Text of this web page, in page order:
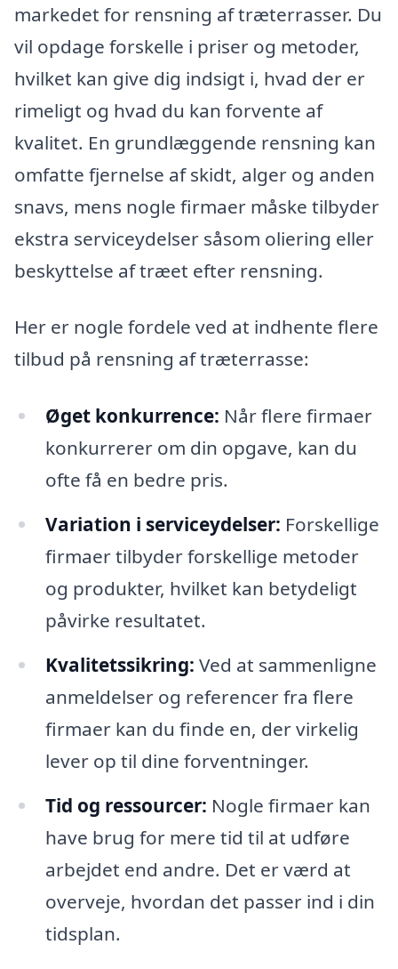
markedet for rensning af træterrasser. Du
vil opdage forskelle i priser og metoder,
hvilket kan give dig indsigt i, hvad der er
rimeligt og hvad du kan forvente af
kvalitet. En grundlæggende rensning kan
omfatte fjernelse af skidt, alger og anden
snavs, mens nogle firmaer måske tilbyder
ekstra serviceydelser såsom oliering eller
beskyttelse af træet efter rensning.
Her er nogle fordele ved at indhente flere
tilbud på rensning af træterrasse:
Øget konkurrence: Når flere firmaer
konkurrerer om din opgave, kan du
ofte få en bedre pris.
Variation i serviceydelser: Forskellige
firmaer tilbyder forskellige metoder
og produkter, hvilket kan betydeligt
påvirke resultatet.
Kvalitetssikring: Ved at sammenligne
anmeldelser og referencer fra flere
firmaer kan du finde en, der virkelig
lever op til dine forventninger.
Tid og ressourcer: Nogle firmaer kan
have brug for mere tid til at udføre
arbejdet end andre. Det er værd at
overveje, hvordan det passer ind i din
tidsplan.